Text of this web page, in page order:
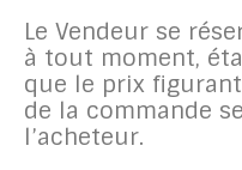
Le Vendeur se
à tout moment,
que le prix
de la commande
l’acheteur.